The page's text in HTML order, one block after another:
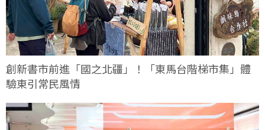
創新書市前進「國之北疆」！「東馬台階梯市集」體
驗東引常民風情